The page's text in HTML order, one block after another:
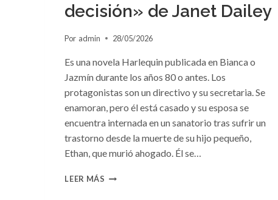
decisión» de Janet Dailey
Por admin 28/05/2026
Es una novela Harlequin publicada en Bianca o
Jazmín durante los años 80 o antes. Los
protagonistas son un directivo y su secretaria. Se
enamoran, pero él está casado y su esposa se
encuentra internada en un sanatorio tras sufrir un
trastorno desde la muerte de su hijo pequeño,
Ethan, que murió ahogado. Él se…
LEER MÁS CONSULTA